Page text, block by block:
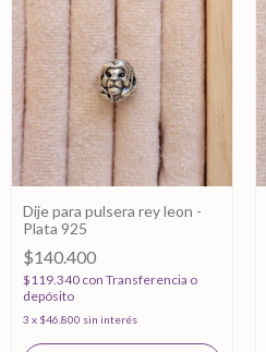
Dije para pulsera rey leon -
Plata 925
$140.400
$119.340 con Transferencia o
depósito
3 x $46.800 sin interés